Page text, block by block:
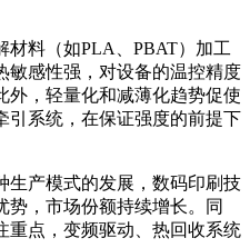
材料（如PLA、PBAT）加工
敏感性强，对设备的温控精度
外，轻量化和减薄化趋势促使
引系统，在保证强度的前提下
生产模式的发展，数码印刷技
势，市场份额持续增长。同
重点，变频驱动、热回收系统